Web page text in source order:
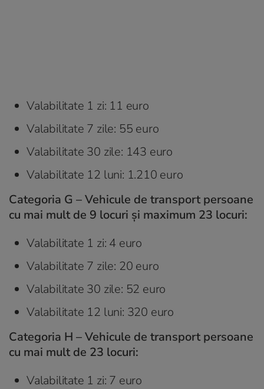
Valabilitate 1 zi: 11 euro
Valabilitate 7 zile: 55 euro
Valabilitate 30 zile: 143 euro
Valabilitate 12 luni: 1.210 euro
Categoria G – Vehicule de transport persoane
cu mai mult de 9 locuri și maximum 23 locuri:
Valabilitate 1 zi: 4 euro
Valabilitate 7 zile: 20 euro
Valabilitate 30 zile: 52 euro
Valabilitate 12 luni: 320 euro
Categoria H – Vehicule de transport persoane
cu mai mult de 23 locuri:
Valabilitate 1 zi: 7 euro